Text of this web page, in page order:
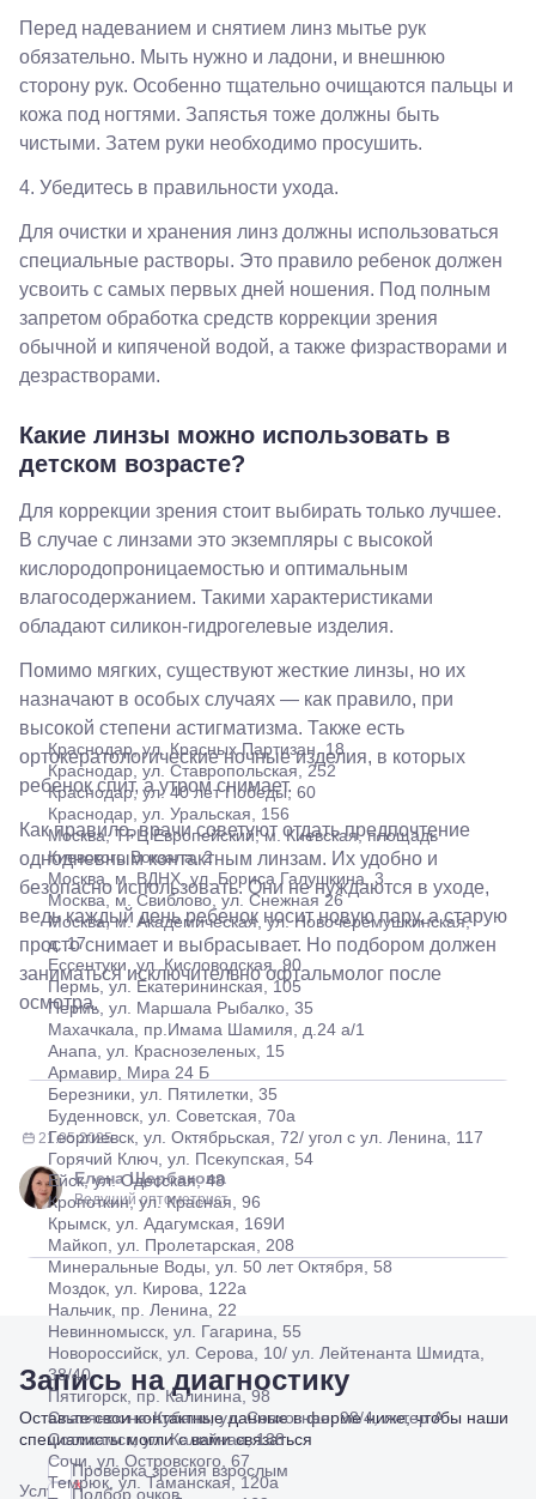
Перед надеванием и снятием линз мытье рук
обязательно. Мыть нужно и ладони, и внешнюю
сторону рук. Особенно тщательно очищаются пальцы и
кожа под ногтями. Запястья тоже должны быть
чистыми. Затем руки необходимо просушить.
4. Убедитесь в правильности ухода.
Для очистки и хранения линз должны использоваться
специальные растворы. Это правило ребенок должен
усвоить с самых первых дней ношения. Под полным
запретом обработка средств коррекции зрения
обычной и кипяченой водой, а также физрастворами и
дезрастворами.
Какие линзы можно использовать в
детском возрасте?
Для коррекции зрения стоит выбирать только лучшее.
В случае с линзами это экземпляры с высокой
кислородопроницаемостью и оптимальным
влагосодержанием. Такими характеристиками
обладают силикон-гидрогелевые изделия.
Помимо мягких, существуют жесткие линзы, но их
назначают в особых случаях — как правило, при
высокой степени астигматизма. Также есть
ортокератологические ночные изделия, в которых
ребенок спит, а утром снимает.
Как правило, врачи советуют отдать предпочтение
однодневным контактным линзам. Их удобно и
безопасно использовать. Они не нуждаются в уходе,
ведь каждый день ребенок носит новую пару, а старую
просто снимает и выбрасывает. Но подбором должен
заниматься исключительно офтальмолог после
осмотра.
Елена Щербакова
Ведущий оптометрист
21.05.2025
Запись на диагностику
Оставьте свои контактные данные в форме ниже, чтобы наши
специалисты могли с вами связаться
Услуга*
Проверка зрения взрослым
Подбор очков
Краснодар, ул. Красных Партизан, 18
Краснодар, ул. Ставропольская, 252
Краснодар, ул. 40 лет Победы, 60
Краснодар, ул. Уральская, 156
Москва, ТРЦ Европейский, м. Киевская, площадь
Киевского Вокзала, 2
Москва, м. ВДНХ, ул. Бориса Галушкина, 3
Москва, м. Свиблово, ул. Снежная 26
Москва, м. Академическая, ул. Новочеремушкинская,
д. 17
Ессентуки, ул. Кисловодская, 90
Пермь, ул. Екатерининская, 105
Пермь, ул. Маршала Рыбалко, 35
Махачкала, пр.Имама Шамиля, д.24 а/1
Анапа, ул. Краснозеленых, 15
Армавир, Мира 24 Б
Березники, ул. Пятилетки, 35
Буденновск, ул. Советская, 70а
Георгиевск, ул. Октябрьская, 72/ угол с ул. Ленина, 117
Горячий Ключ, ул. Псекупская, 54
Ейск, ул. Одесская, 48
Кропоткин, ул. Красная, 96
Крымск, ул. Адагумская, 169И
Майкоп, ул. Пролетарская, 208
Минеральные Воды, ул. 50 лет Октября, 58
Моздок, ул. Кирова, 122а
Нальчик, пр. Ленина, 22
Невинномысск, ул. Гагарина, 55
Новороссийск, ул. Серова, 10/ ул. Лейтенанта Шмидта,
38/40
Пятигорск, пр. Калинина, 98
Славянск-на-Кубани, ул. Совхозная, 98/4, литер А
Соликамск, ул. Калийная, 138
Сочи, ул. Островского, 67
Темрюк, ул. Таманская, 120а
Проверка
зрения
взрослым
Подбор
очков
Подбор
контактных
линз
96
Крымск, ул.
Адагумская,
169И
Майкоп, ул.
Пролетарская,
208
Воды, ул. 50
58
Моздок,
Кирова,
122а
Нальчик,
Ленина,
Невинномысск,
55
ул. Серова,
10/ ул.
Лейтенанта
Шмидта,
38/40
Пятигорск,
Калинина,
Славянск-
на-Кубани,
ул.
Совхозная,
98/4, литер
А
Соликамск,
ул.
Калийная,
138
Сочи, ул.
Островского,
67
Темрюк,
ул.
Таманская,
120а
Тимашевск,
ул. Ленина,
169
Тихорецк,
ул.
Октябрьская,
53
Туапсе,
ул.
Ленина,
8
Черкесск,
ул.
Умара
Алиева,
6
Москва, м.
Крылатское
, Осенний
бульвар